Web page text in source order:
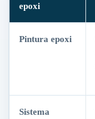
epoxi
Pintura epoxi
Sistema